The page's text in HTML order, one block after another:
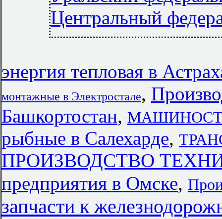
Центральный
энергия тепловая в
монтажные в Электростале,
Башкортостан,
рыбные в Салехарде,
ПРОИЗВОДСТВО
предприятия в Омске,
запчасти к